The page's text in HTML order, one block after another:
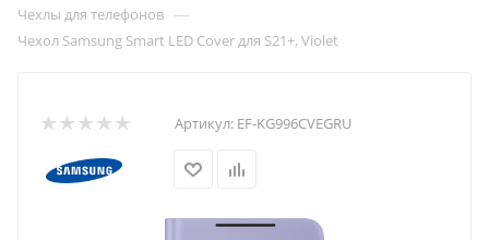
Чехлы для телефонов —
Чехол Samsung Smart LED Cover для S21+, Violet
Артикул: EF-KG996CVEGRU